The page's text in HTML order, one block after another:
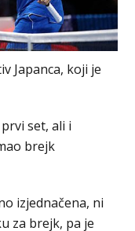
Japanca, koji je
set, ali i
brejk
izjednačena, ni
za brejk, pa je